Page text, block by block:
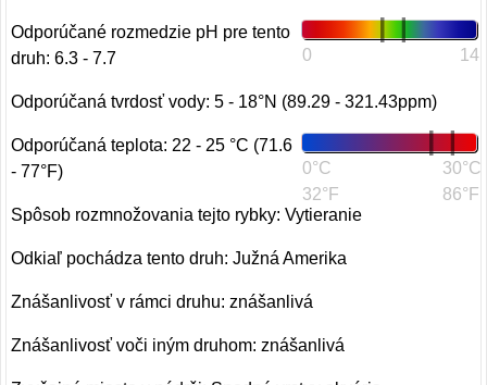
0 14
Odporúčané rozmedzie pH pre tento
druh: 6.3 - 7.7
Odporúčaná tvrdosť vody: 5 - 18°N (89.29 - 321.43ppm)
0°C
32°F
30°C
86°F
Odporúčaná teplota: 22 - 25 °C (71.6
- 77°F)
Spôsob rozmnožovania tejto rybky: Vytieranie
Odkiaľ pochádza tento druh: Južná Amerika
Znášanlivosť v rámci druhu: znášanlivá
Znášanlivosť voči iným druhom: znášanlivá